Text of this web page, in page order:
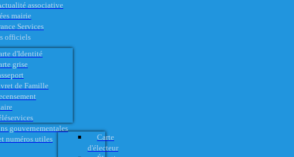
associative
mairie
Services
officiels
d'Identité
grise
de Famille
gouvernementales
numéros utiles
Carte
d'électeur